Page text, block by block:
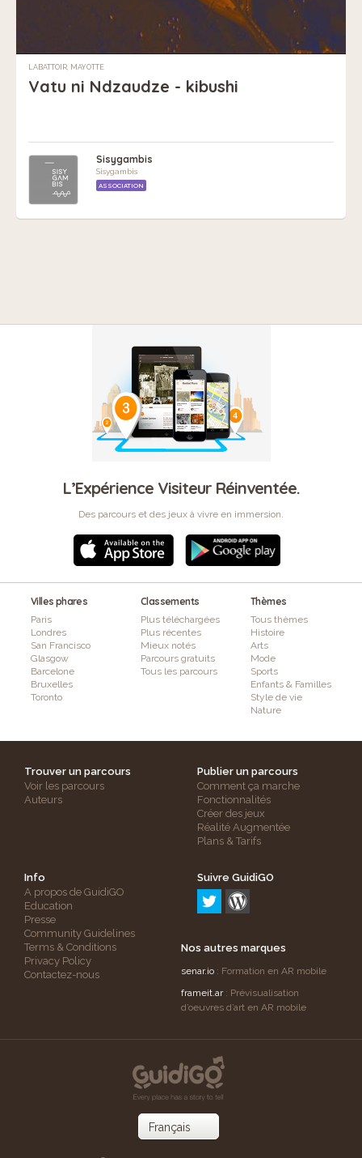
LABATTOIR, MAYOTTE
Vatu ni Ndzaudze - kibushi
Sisygambis
Sisygambis
ASSOCIATION
L’Expérience Visiteur Réinventée.
Des parcours et des jeux à vivre en immersion.
Villes phares
Paris
Londres
San Francisco
Glasgow
Barcelone
Bruxelles
Toronto
Classements
Plus téléchargées
Plus récentes
Mieux notés
Parcours gratuits
Tous les parcours
Thèmes
Tous thèmes
Histoire
Arts
Mode
Sports
Enfants & Familles
Style de vie
Nature
Trouver un parcours
Voir les parcours
Auteurs
Publier un parcours
Comment ça marche
Fonctionnalités
Créer des jeux
Réalité Augmentée
Plans & Tarifs
Info
A propos de GuidiGO
Education
Presse
Community Guidelines
Terms & Conditions
Privacy Policy
Contactez-nous
Suivre GuidiGO
Nos autres marques
senar.io : Formation en AR mobile
frameit.ar: Prévisualisation
d’oeuvres d’art en AR mobile